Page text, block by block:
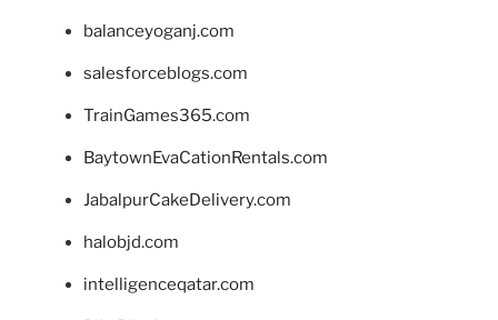
balanceyoganj.com
salesforceblogs.com
TrainGames365.com
BaytownEvaCationRentals.com
JabalpurCakeDelivery.com
halobjd.com
intelligenceqatar.com